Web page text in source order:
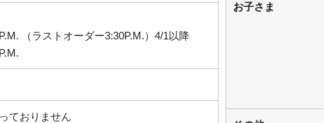
（ラストオーダー3:30P.M.）4/1以降
ておりません
お子さま